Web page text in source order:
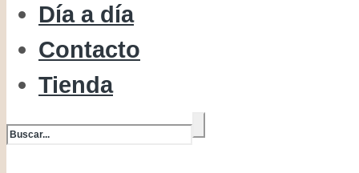
Día a día
Contacto
Tienda